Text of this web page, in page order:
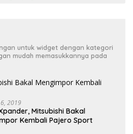
untuk widget dengan kategori
mudah memasukkannya pada
2019
Mitsubishi Bakal
Kembali Pajero Sport